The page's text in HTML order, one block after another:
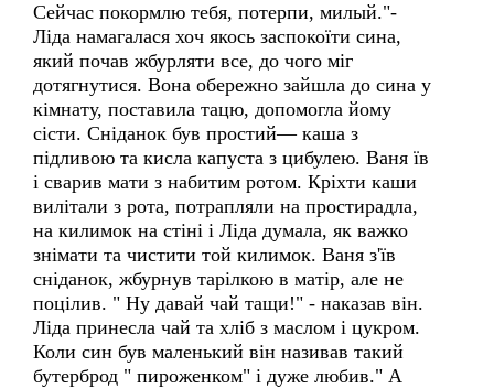
Сейчас покормлю тебя, потерпи, милый."-
Ліда намагалася хоч якось заспокоїти сина,
який почав жбурляти все, до чого міг
дотягнутися. Вона обережно зайшла до сина у
кімнату, поставила тацю, допомогла йому
сісти. Сніданок був простий— каша з
підливою та кисла капуста з цибулею. Ваня їв
і сварив мати з набитим ротом. Кріхти каши
вилітали з рота, потрапляли на простирадла,
на килимок на стіні і Ліда думала, як важко
знімати та чистити той килимок. Ваня з'їв
сніданок, жбурнув тарілкою в матір, але не
поцілив. " Ну давай чай тащи!" - наказав він.
Ліда принесла чай та хліб з маслом і цукром.
Коли син був маленький він називав такий
бутерброд " пироженком" і дуже любив." А